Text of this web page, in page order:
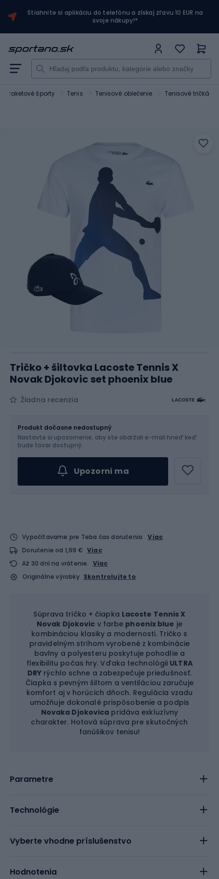
Stiahnite si aplikáciu do telefónu a získaj zľavu 10 EUR na
svoje nákupy!*
Raketové športy Tenis Tenisové oblečenie Tenisové tričká
Tričko + šiltovka Lacoste Tennis X
Novak Djokovic set phoenix blue
Žiadna recenzia
Vyber veľkosť...
Produkt dočasne nedostupný
Nastavte si upozornenie, aby ste obdržali e-mail hneď keď
bude tovar dostupný.
Upozorni ma
Vypočítavame pre Teba čas doručenia
Viac
Doručenie od 1,99 € Viac
Až 30 dní na vrátenie. Viac
Originálne výrobky Skontrolujte to
Súprava tričko + čiapka Lacoste Tennis X
Novak Djokovic v farbe phoenix blue je
kombináciou klasiky a modernosti. Tričko s
pravidelným strihom vyrobené z kombinácie
bavlny a polyesteru poskytuje pohodlie a
flexibilitu počas hry. Vďaka technológii ULTRA
DRY rýchlo schne a zabezpečuje priedušnosť.
Čiapka s pevným šiltom a ventiláciou zaručuje
komfort aj v horúcich dňoch. Regulácia vzadu
umožňuje dokonalé prispôsobenie a podpis
Novaka Djokovica pridáva exkluzívny
charakter. Hotová súprava pre skutočných
fanúšikov tenisu!
Parametre
Technológie
Vyberte vhodne príslušenstvo
Hodnotenia